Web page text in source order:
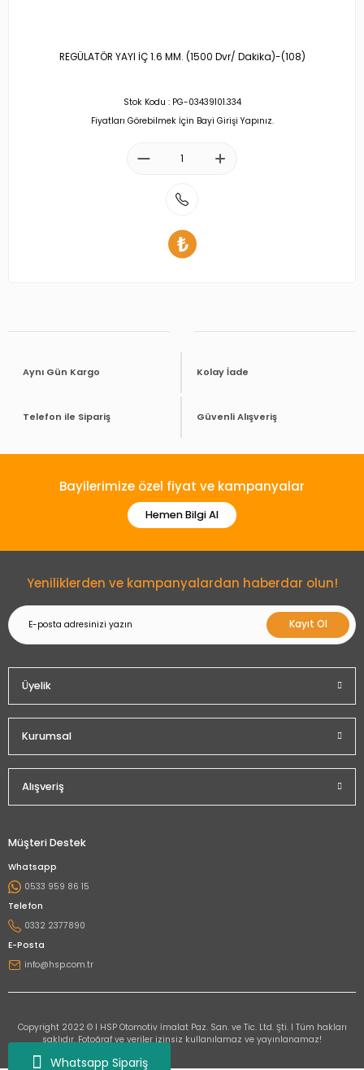
Whatsapp Sipariş
REGÜLATÖR YAYI İÇ 1.6 MM. (1500 Dvr/ Dakika)-(108)
Stok Kodu : PG-03439101.334
Fiyatları Görebilmek İçin Bayi Girişi Yapınız.
Aynı Gün Kargo Kolay İade
Telefon ile Sipariş Güvenli Alışveriş
Bayilerimize özel fiyat ve kampanyalar
Hemen Bilgi Al
Yeniliklerden ve kampanyalardan haberdar olun!
Kayıt Ol
Üyelik
Kurumsal
Alışveriş
Müşteri Destek
Whatsapp
0533 959 86 15
Telefon
0332 2377890
E-Posta
info@hsp.com.tr
Copyright 2022 © I HSP Otomotiv İmalat Paz. San. ve Tic. Ltd. Şti. I Tüm hakları
saklıdır. Fotoğraf ve veriler izinsiz kullanılamaz ve yayınlanamaz!